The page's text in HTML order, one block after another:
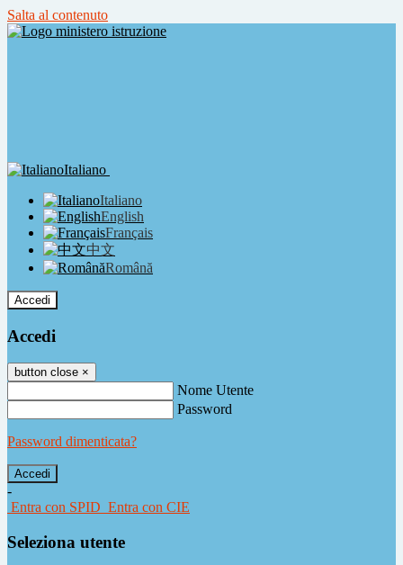
Salta al contenuto
Italiano
Italiano
English
Français
中文
Română
Accedi
Accedi
button close ×
Nome Utente
Password
Password dimenticata?
-
Entra con SPID Entra con CIE
Seleziona utente